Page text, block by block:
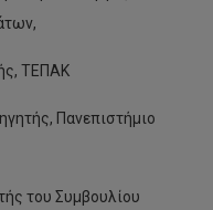
ΤΕΠΑΚ
Πανεπιστήμιο
του Συμβουλίου